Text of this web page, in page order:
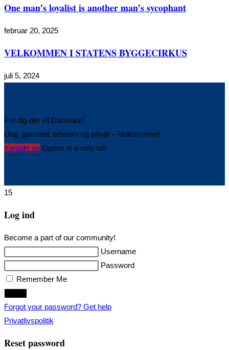
One man’s loyalist is another man’s sycophant
februar 20, 2025
VELKOMMEN I STATENS BYGGECIRKUS
juli 5, 2024
For dig der vil Danmark!
Ung, gammel, erhverv og privat – Velkommen!
Kontakt os Opens in a new tab
15
Log ind
Become a part of our community!
Username
Password
Remember Me
Forgot your password? Get help
Privatlivspolitik
Reset password